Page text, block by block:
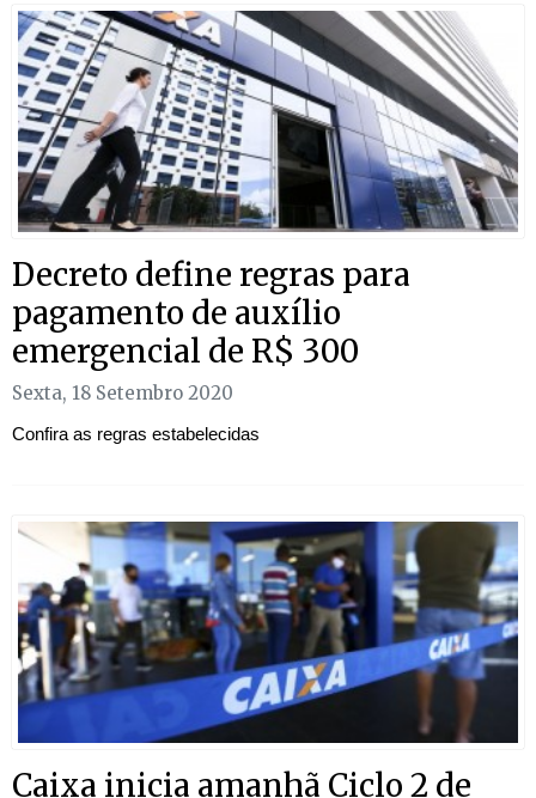
Decreto define regras para
pagamento de auxílio
emergencial de R$ 300
Sexta, 18 Setembro 2020
Confira as regras estabelecidas
Caixa inicia amanhã Ciclo 2 de